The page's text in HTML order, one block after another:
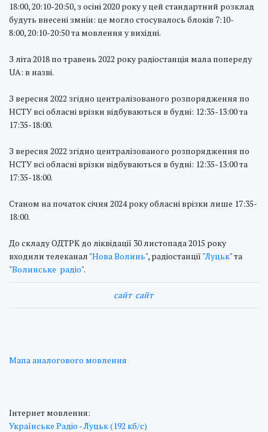
18:00, 20:10-20:50, з осіні 2020 року у цей стандартний розклад
будуть внесені змніи: це могло стосувалось блоків 7:10-
8:00, 20:10-20:50 та мовлення у вихідні.
З літа 2018 по травень 2022 року радіостанція мала попереду
UA: в назві.
З вересня 2022 згідно централізованого розпорядження по
НСТУ всі обласні врізки відбуваються в будні: 12:35-13:00 та
17:35-18:00.
З вересня 2022 згідно централізованого розпорядження по
НСТУ всі обласні врізки відбуваються в будні: 12:35-13:00 та
17:35-18:00.
Станом на початок січня 2024 року обласні врізки лише 17:35-
18:00.
До складу ОДТРК до ліквідації 30 листопада 2015 року
входили телеканал "Нова Волинь", радіостанції "Луцьк" та
"Волинське радіо".
cайт cайт
Мапа аналогового мовлення
Інтернет мовлення:
Українське Радіо - Луцьк (192 кб/с)